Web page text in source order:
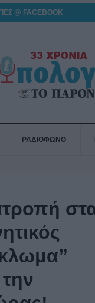
@ FACEBOOK
ΡΑΔΙΟΦΩΝΟ